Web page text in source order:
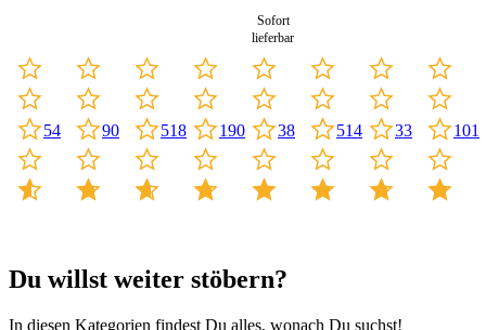
54 90 518 190
Sofort
lieferbar
38 514 33 101
Du willst weiter stöbern?
In diesen Kategorien findest Du alles, wonach Du suchst!